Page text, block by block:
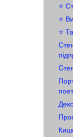
⭐
⭐️
⭐️